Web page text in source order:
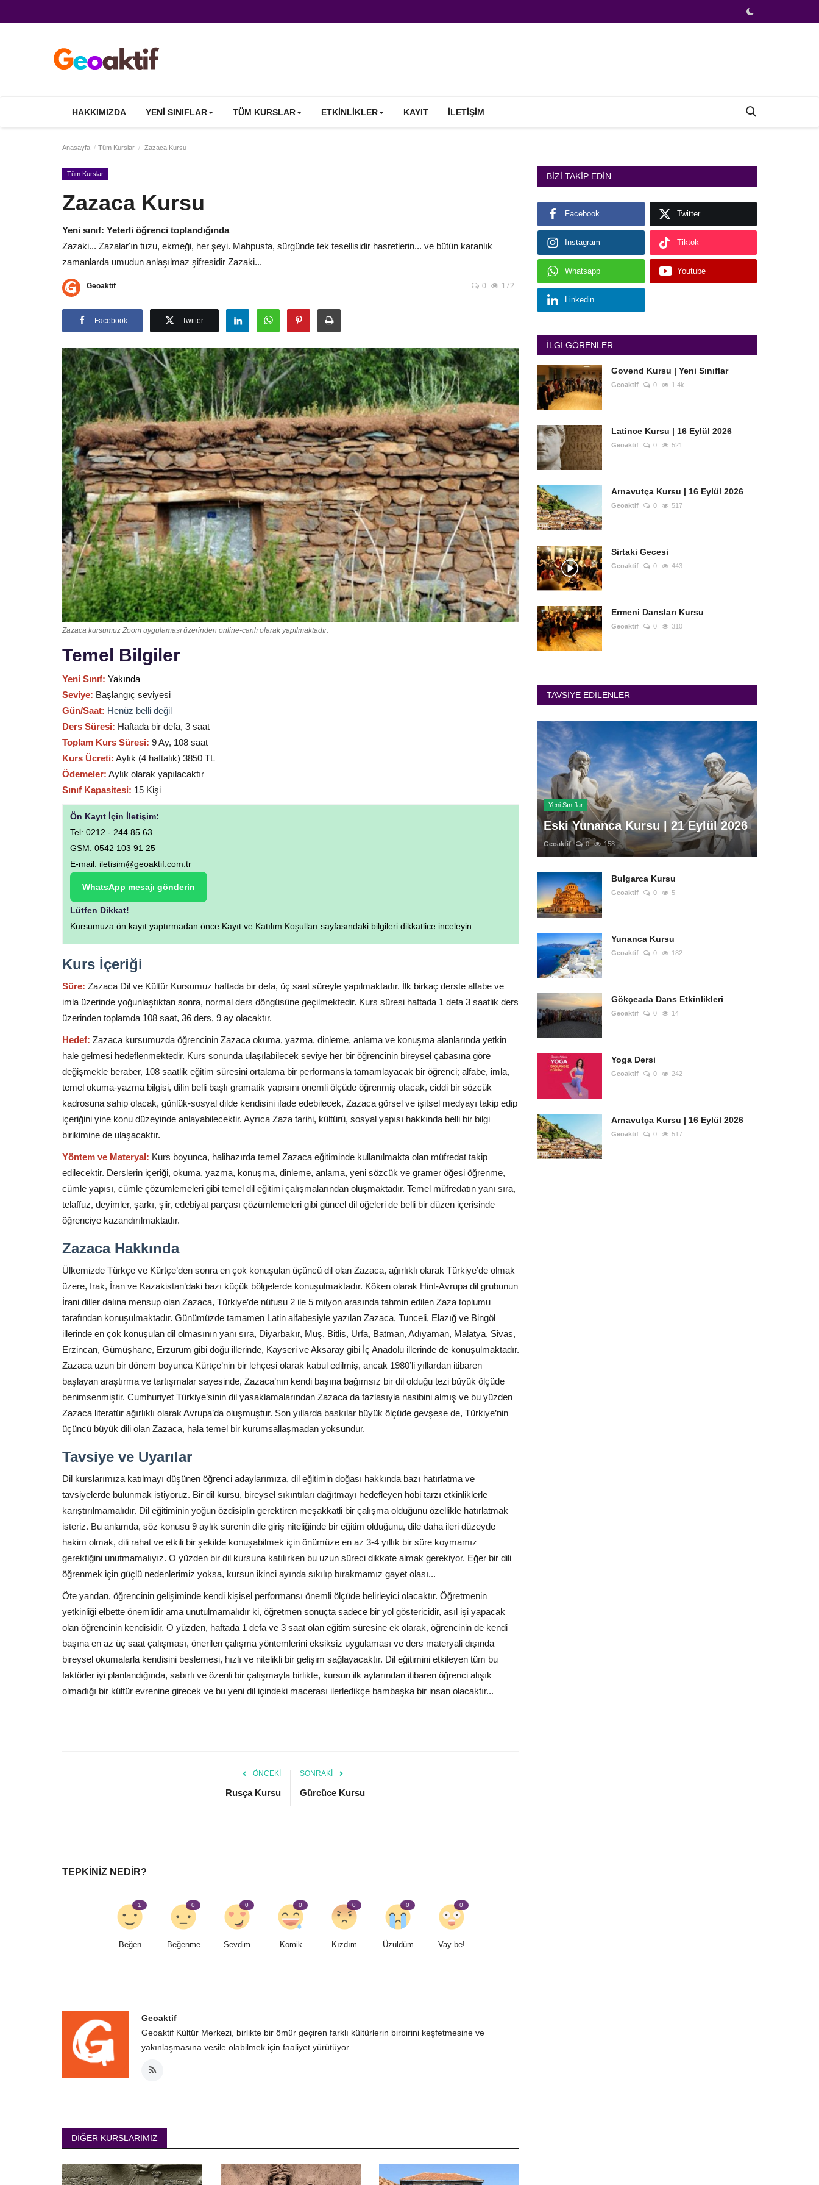
HAKKIMIZDA YENI SINIFLAR TÜM KURSLAR ETKINLIKLER KAYIT İLETIŞIM
Anasayfa Tüm Kurslar Zazaca Kursu
Tüm Kurslar
Zazaca Kursu
Yeni sınıf: Yeterli öğrenci toplandığında
Zazaki... Zazalar'ın tuzu, ekmeği, her şeyi. Mahpusta, sürgünde tek tesellisidir hasretlerin... ve bütün karanlık
zamanlarda umudun anlaşılmaz şifresidir Zazaki...
Geoaktif 0 172
Facebook Twitter
Zazaca kursumuz Zoom uygulaması üzerinden online-canlı olarak yapılmaktadır.
Temel Bilgiler
Yeni Sınıf: Yakında
Seviye: Başlangıç seviyesi
Gün/Saat: Henüz belli değil
Ders Süresi: Haftada bir defa, 3 saat
Toplam Kurs Süresi: 9 Ay, 108 saat
Kurs Ücreti: Aylık (4 haftalık) 3850 TL
Ödemeler: Aylık olarak yapılacaktır
Sınıf Kapasitesi: 15 Kişi
Ön Kayıt İçin İletişim:
Tel: 0212 - 244 85 63
GSM: 0542 103 91 25
E-mail: iletisim@geoaktif.com.tr
WhatsApp mesajı gönderin
Lütfen Dikkat!
Kursumuza ön kayıt yaptırmadan önce Kayıt ve Katılım Koşulları sayfasındaki bilgileri dikkatlice inceleyin.
Kurs İçeriği
Süre: Zazaca Dil ve Kültür Kursumuz haftada bir defa, üç saat süreyle yapılmaktadır. İlk birkaç derste alfabe ve
imla üzerinde yoğunlaştıktan sonra, normal ders döngüsüne geçilmektedir. Kurs süresi haftada 1 defa 3 saatlik ders
üzerinden toplamda 108 saat, 36 ders, 9 ay olacaktır.
Hedef: Zazaca kursumuzda öğrencinin Zazaca okuma, yazma, dinleme, anlama ve konuşma alanlarında yetkin
hale gelmesi hedeflenmektedir. Kurs sonunda ulaşılabilecek seviye her bir öğrencinin bireysel çabasına göre
değişmekle beraber, 108 saatlik eğitim süresini ortalama bir performansla tamamlayacak bir öğrenci; alfabe, imla,
temel okuma-yazma bilgisi, dilin belli başlı gramatik yapısını önemli ölçüde öğrenmiş olacak, ciddi bir sözcük
kadrosuna sahip olacak, günlük-sosyal dilde kendisini ifade edebilecek, Zazaca görsel ve işitsel medyayı takip edip
içeriğini yine konu düzeyinde anlayabilecektir. Ayrıca Zaza tarihi, kültürü, sosyal yapısı hakkında belli bir bilgi
birikimine de ulaşacaktır.
Yöntem ve Materyal: Kurs boyunca, halihazırda temel Zazaca eğitiminde kullanılmakta olan müfredat takip
edilecektir. Derslerin içeriği, okuma, yazma, konuşma, dinleme, anlama, yeni sözcük ve gramer öğesi öğrenme,
cümle yapısı, cümle çözümlemeleri gibi temel dil eğitimi çalışmalarından oluşmaktadır. Temel müfredatın yanı sıra,
telaffuz, deyimler, şarkı, şiir, edebiyat parçası çözümlemeleri gibi güncel dil öğeleri de belli bir düzen içerisinde
öğrenciye kazandırılmaktadır.
Zazaca Hakkında
Ülkemizde Türkçe ve Kürtçe’den sonra en çok konuşulan üçüncü dil olan Zazaca, ağırlıklı olarak Türkiye’de olmak
üzere, Irak, İran ve Kazakistan’daki bazı küçük bölgelerde konuşulmaktadır. Köken olarak Hint-Avrupa dil grubunun
İrani diller dalına mensup olan Zazaca, Türkiye’de nüfusu 2 ile 5 milyon arasında tahmin edilen Zaza toplumu
tarafından konuşulmaktadır. Günümüzde tamamen Latin alfabesiyle yazılan Zazaca, Tunceli, Elazığ ve Bingöl
illerinde en çok konuşulan dil olmasının yanı sıra, Diyarbakır, Muş, Bitlis, Urfa, Batman, Adıyaman, Malatya, Sivas,
Erzincan, Gümüşhane, Erzurum gibi doğu illerinde, Kayseri ve Aksaray gibi İç Anadolu illerinde de konuşulmaktadır.
Zazaca uzun bir dönem boyunca Kürtçe’nin bir lehçesi olarak kabul edilmiş, ancak 1980’li yıllardan itibaren
başlayan araştırma ve tartışmalar sayesinde, Zazaca’nın kendi başına bağımsız bir dil olduğu tezi büyük ölçüde
benimsenmiştir. Cumhuriyet Türkiye’sinin dil yasaklamalarından Zazaca da fazlasıyla nasibini almış ve bu yüzden
Zazaca literatür ağırlıklı olarak Avrupa’da oluşmuştur. Son yıllarda baskılar büyük ölçüde gevşese de, Türkiye’nin
üçüncü büyük dili olan Zazaca, hala temel bir kurumsallaşmadan yoksundur.
Tavsiye ve Uyarılar
Dil kurslarımıza katılmayı düşünen öğrenci adaylarımıza, dil eğitimin doğası hakkında bazı hatırlatma ve
tavsiyelerde bulunmak istiyoruz. Bir dil kursu, bireysel sıkıntıları dağıtmayı hedefleyen hobi tarzı etkinliklerle
karıştırılmamalıdır. Dil eğitiminin yoğun özdisiplin gerektiren meşakkatli bir çalışma olduğunu özellikle hatırlatmak
isteriz. Bu anlamda, söz konusu 9 aylık sürenin dile giriş niteliğinde bir eğitim olduğunu, dile daha ileri düzeyde
hakim olmak, dili rahat ve etkili bir şekilde konuşabilmek için önümüze en az 3-4 yıllık bir süre koymamız
gerektiğini unutmamalıyız. O yüzden bir dil kursuna katılırken bu uzun süreci dikkate almak gerekiyor. Eğer bir dili
öğrenmek için güçlü nedenlerimiz yoksa, kursun ikinci ayında sıkılıp bırakmamız gayet olası...
Öte yandan, öğrencinin gelişiminde kendi kişisel performansı önemli ölçüde belirleyici olacaktır. Öğretmenin
yetkinliği elbette önemlidir ama unutulmamalıdır ki, öğretmen sonuçta sadece bir yol göstericidir, asıl işi yapacak
olan öğrencinin kendisidir. O yüzden, haftada 1 defa ve 3 saat olan eğitim süresine ek olarak, öğrencinin de kendi
başına en az üç saat çalışması, önerilen çalışma yöntemlerini eksiksiz uygulaması ve ders materyali dışında
bireysel okumalarla kendisini beslemesi, hızlı ve nitelikli bir gelişim sağlayacaktır. Dil eğitimini etkileyen tüm bu
faktörler iyi planlandığında, sabırlı ve özenli bir çalışmayla birlikte, kursun ilk aylarından itibaren öğrenci alışık
olmadığı bir kültür evrenine girecek ve bu yeni dil içindeki macerası ilerledikçe bambaşka bir insan olacaktır...
ÖNCEKI
Rusça Kursu
SONRAKI
Gürcüce Kursu
TEPKINIZ NEDIR?
Beğen
1
Beğenme
0
Sevdim
0
Komik
0
Kızdım
0
Üzüldüm
0
Vay be!
0
Geoaktif
Geoaktif Kültür Merkezi, birlikte bir ömür geçiren farklı kültürlerin birbirini keşfetmesine ve
yakınlaşmasına vesile olabilmek için faaliyet yürütüyor...
DIĞER KURSLARIMIZ
BIZI TAKIP EDIN
Facebook Twitter
Instagram Tiktok
Whatsapp Youtube
Linkedin
İLGI GÖRENLER
Govend Kursu | Yeni Sınıflar
Geoaktif 0 1.4k
Latince Kursu | 16 Eylül 2026
Geoaktif 0 521
Arnavutça Kursu | 16 Eylül 2026
Geoaktif 0 517
Sirtaki Gecesi
Geoaktif 0 443
Ermeni Dansları Kursu
Geoaktif 0 310
TAVSIYE EDILENLER
Yeni Sınıflar
Eski Yunanca Kursu | 21 Eylül 2026
Geoaktif 0 158
Bulgarca Kursu
Geoaktif 0 5
Yunanca Kursu
Geoaktif 0 182
Gökçeada Dans Etkinlikleri
Geoaktif 0 14
Yoga Dersi
Geoaktif 0 242
Arnavutça Kursu | 16 Eylül 2026
Geoaktif 0 517